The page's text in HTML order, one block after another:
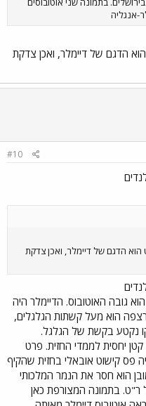
אנגליה
הדגם של דיימלר, ואכן צדקת
#10
הדגם של דיימלר, ואכן צדקת
גובה האוטובוס. הדיימלר היה
הוא מעל קשתות הגלגלים,
נקטע בקשת של הגלגל.
יחסית לממדי החזית. פרט
פס קישוט אובאלי בחזית שהקיף
הוא חסר את הנמר המלכותי
ר"ט. בתמונה המצורפת כאן